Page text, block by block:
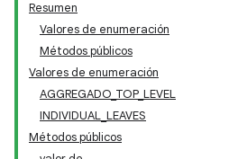
Resumen
Valores de enumeración
Métodos públicos
Valores de enumeración
AGGREGADO_TOP_LEVEL
INDIVIDUAL_LEAVES
Métodos públicos